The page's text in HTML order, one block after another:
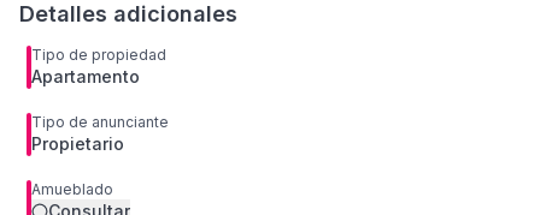
Detalles adicionales
Tipo de propiedad
Apartamento
Tipo de anunciante
Propietario
Amueblado
Consultar